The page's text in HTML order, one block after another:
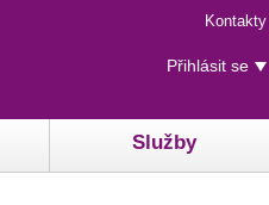
Menu
rychlého
přístupu
Kontakty
Uživatelské
menu
Přihlásit se
Služby